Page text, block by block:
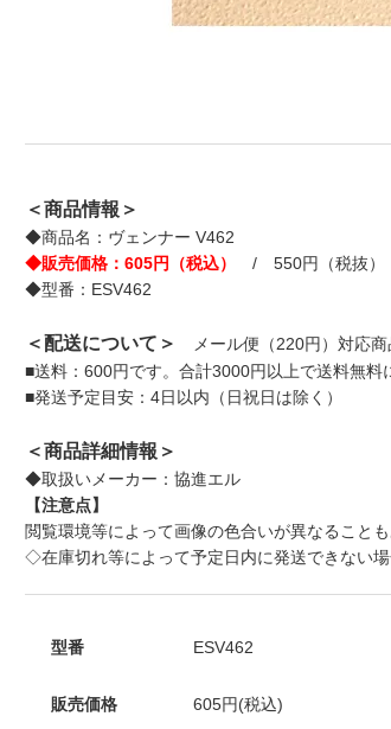
＜商品情報＞
◆商品名：ヴェンナー V462
◆販売価格：605円（税込）
/ 550円（税抜）
◆型番：ESV462
＜配送について＞
メール便（220円）対応商
■送料：600円です。合計3000円以上で送料無料
■発送予定目安：4日以内（日祝日は除く）
＜商品詳細情報＞
◆取扱いメーカー：協進エル
【注意点】
閲覧環境等によって画像の色合いが異なることも
◇在庫切れ等によって予定日内に発送できない場
型番 ESV462
販売価格 605円(税込)